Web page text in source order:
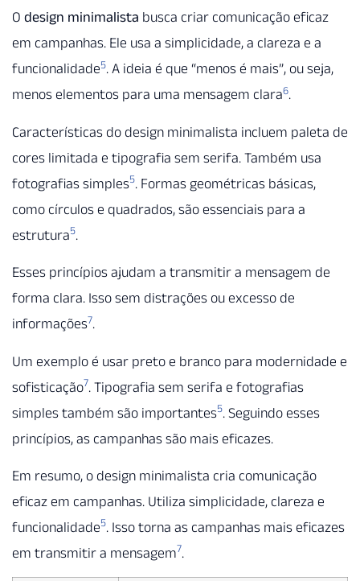
O design minimalista busca criar comunicação eficaz
em campanhas. Ele usa a simplicidade, a clareza e a
funcionalidade5. A ideia é que “menos é mais”, ou seja,
menos elementos para uma mensagem clara6.
Características do design minimalista incluem paleta de
cores limitada e tipografia sem serifa. Também usa
fotografias simples5. Formas geométricas básicas,
como círculos e quadrados, são essenciais para a
estrutura5.
Esses princípios ajudam a transmitir a mensagem de
forma clara. Isso sem distrações ou excesso de
informações7.
Um exemplo é usar preto e branco para modernidade e
sofisticação7. Tipografia sem serifa e fotografias
simples também são importantes5. Seguindo esses
princípios, as campanhas são mais eficazes.
Em resumo, o design minimalista cria comunicação
eficaz em campanhas. Utiliza simplicidade, clareza e
funcionalidade5. Isso torna as campanhas mais eficazes
em transmitir a mensagem7.